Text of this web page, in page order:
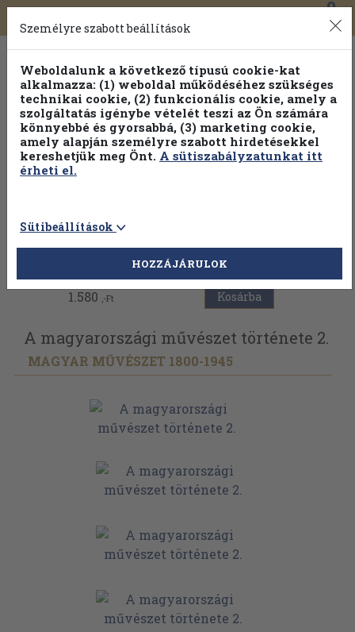
Toggle
navigation
0
Válogasson több mint 30 000 kötet közül
Hobbi témakörökben20% kedvezménnyel!
Vissza az előző oldalra
1.580 ,-Ft Kosárba
A magyarországi művészet története 2.
MAGYAR MŰVÉSZET 1800-1945
Személyre szabott beállítások
Weboldalunk a következő típusú cookie-kat
alkalmazza: (1) weboldal működéséhez szükséges
technikai cookie, (2) funkcionális cookie, amely a
szolgáltatás igénybe vételét teszi az Ön számára
könnyebbé és gyorsabbá, (3) marketing cookie,
amely alapján személyre szabott hirdetésekkel
kereshetjük meg Önt. A sütiszabályzatunkat itt
érheti el.
Sütibeállítások
HOZZÁJÁRULOK